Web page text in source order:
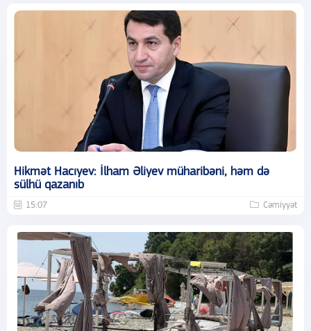
Hikmət Hacıyev: İlham Əliyev müharibəni, həm də
sülhü qazanıb
15:07 Cəmiyyət